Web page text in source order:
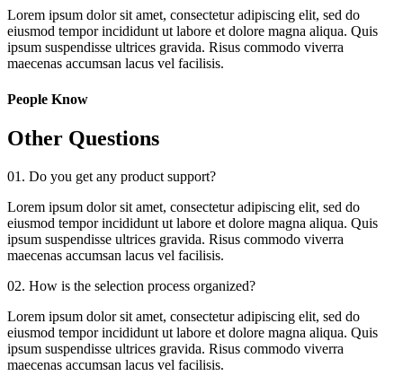
Lorem ipsum dolor sit amet, consectetur adipiscing elit, sed do
eiusmod tempor incididunt ut labore et dolore magna aliqua. Quis
ipsum suspendisse ultrices gravida. Risus commodo viverra
maecenas accumsan lacus vel facilisis.
People Know
Other Questions
01. Do you get any product support?
Lorem ipsum dolor sit amet, consectetur adipiscing elit, sed do
eiusmod tempor incididunt ut labore et dolore magna aliqua. Quis
ipsum suspendisse ultrices gravida. Risus commodo viverra
maecenas accumsan lacus vel facilisis.
02. How is the selection process organized?
Lorem ipsum dolor sit amet, consectetur adipiscing elit, sed do
eiusmod tempor incididunt ut labore et dolore magna aliqua. Quis
ipsum suspendisse ultrices gravida. Risus commodo viverra
maecenas accumsan lacus vel facilisis.